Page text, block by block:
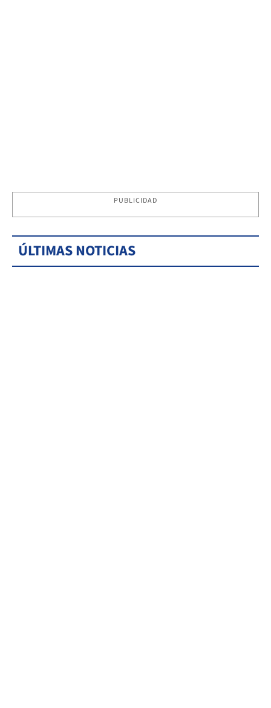
PUBLICIDAD
ÚLTIMAS NOTICIAS